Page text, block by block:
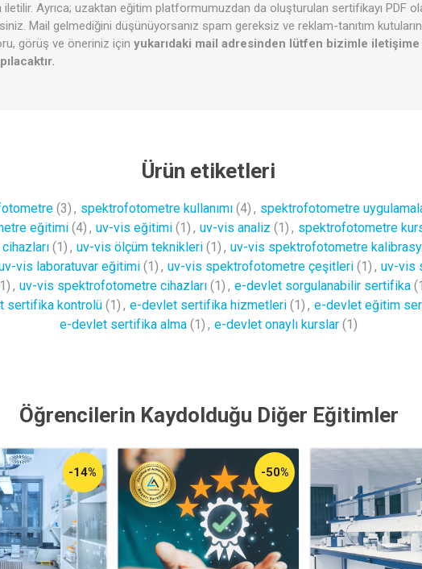
iletilir. Ayrıca; uzaktan eğitim platformumuzdan da oluşturulan sertifikayı PDF
Mail gelmediğini düşünüyorsanız spam gereksiz ve reklam-tanıtım
görüş ve öneriniz içinyukarıdaki mail adresinden lütfen bizimle
Ürün etiketleri
(3) , spektrofotometre kullanımı (4) , spektrofotometre
eğitimi (4) , uv-vis eğitimi (1) , uv-vis analiz (1) , spektrofotometre
(1) , uv-vis ölçüm teknikleri (1) , uv-vis spektrofotometre
vis laboratuvar eğitimi (1) , uv-vis spektrofotometre çeşitleri (1) , uv-vis
, uv-vis spektrofotometre cihazları (1) , e-devlet sorgulanabilir sertifika
sertifika kontrolü (1) , e-devlet sertifika hizmetleri (1) , e-devlet eğitim
e-devlet sertifika alma (1) , e-devlet onaylı kurslar (1)
Öğrencilerin Kaydolduğu Diğer Eğitimler
-14% -50%